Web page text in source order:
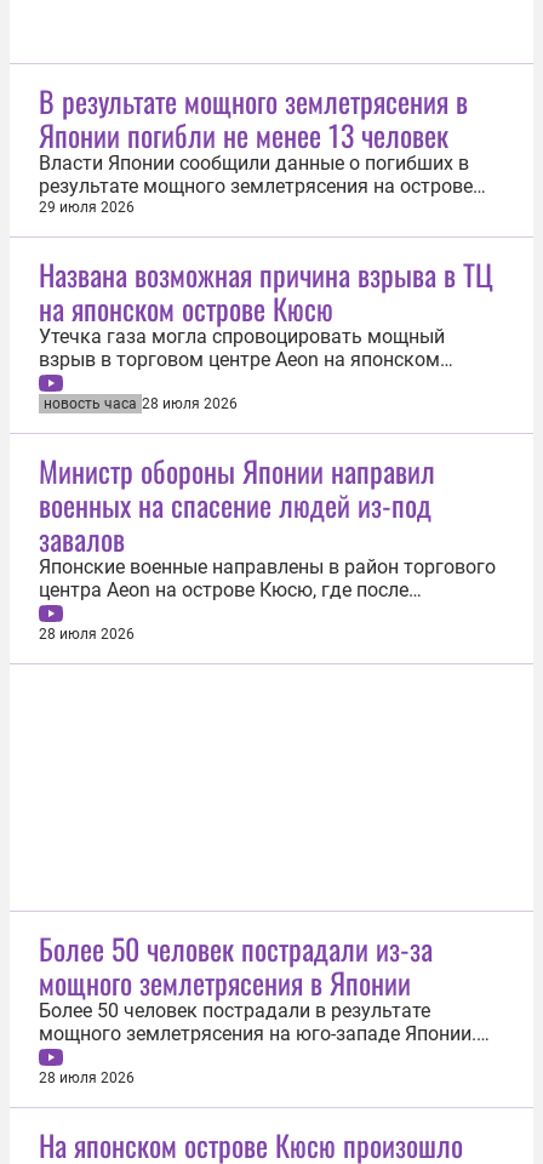
В результате мощного землетрясения в
Японии погибли не менее 13 человек
Власти Японии сообщили данные о погибших в
результате мощного землетрясения на острове
Кюсю. О наличии погибших ранее говорила
премьер-министр Санаэ Такаити, но точных
конференции Такаити сказала, что число
погибших увеличилось до 13 человек. Разборы
завалов...
29 июля 2026
Названа возможная причина взрыва в ТЦ
на японском острове Кюсю
Утечка газа могла спровоцировать мощный
взрыв в торговом центре Aeon на японском
острове Кюсю, пострадавшем от землетрясения.
Об этом заявил профессор Токийского
университета науки Кадзунори Кувана,
«Возможно, из-за землетрясения была
повреждена система...
новость часа 28 июля 2026
Министр обороны Японии направил
военных на спасение людей из-под
завалов
Японские военные направлены в район торгового
центра Aeon на острове Кюсю, где после
землетрясения прогремел взрыв. Об этом
сообщил министр обороны Синдзиро Коидзуми.
Силы самообороны Японии примут участие в
28 июля 2026
Более 50 человек пострадали из-за
мощного землетрясения в Японии
Более 50 человек пострадали в результате
мощного землетрясения на юго-западе Японии.
Об этом 28 июля сообщил телеканал NHK. По
данным медицинского центра в поселке Хикава
префектуры Кумамото, пострадавшие получили
доставлены в больницы. По состоянию на вечер...
28 июля 2026
На японском острове Кюсю произошло